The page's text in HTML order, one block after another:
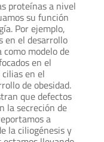
proteínas a nivel
su función
Por ejemplo,
en el desarrollo
modelo de
en el
en el
de obesidad.
que defectos
la secreción de
a
la ciliogénesis y